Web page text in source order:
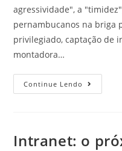
agressividade", a
pernambucanos na briga
privilegiado, captação de
montadora…
Continue Lendo
Intranet: o